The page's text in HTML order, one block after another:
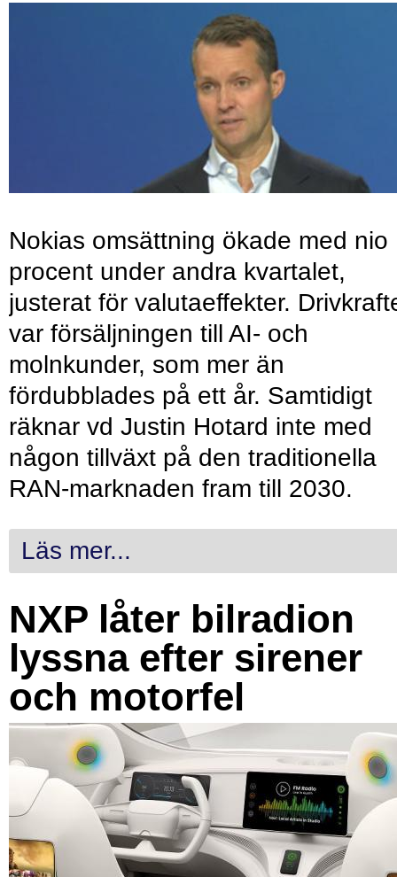
Nokias omsättning ökade med nio
procent under andra kvartalet,
justerat för valutaeffekter.
var försäljningen till AI- och
molnkunder, som mer än
fördubblades på ett år. Samtidigt
räknar vd Justin Hotard inte med
någon tillväxt på den traditionella
RAN-marknaden fram till 2030.
Läs mer...
NXP låter bilradion
lyssna efter sirener
och motorfel